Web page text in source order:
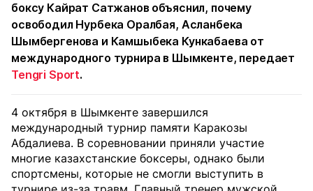
боксу Кайрат Сатжанов объяснил, почему
освободил Нурбека Оралбая, Асланбека
Шымбергенова и Камшыбека Кункабаева от
международного турнира в Шымкенте, передает
Tengri Sport.
4 октября в Шымкенте завершился
международный турнир памяти Каракозы
Абдалиева. В соревновании приняли участие
многие казахстанские боксеры, однако были
спортсмены, которые не смогли выступить в